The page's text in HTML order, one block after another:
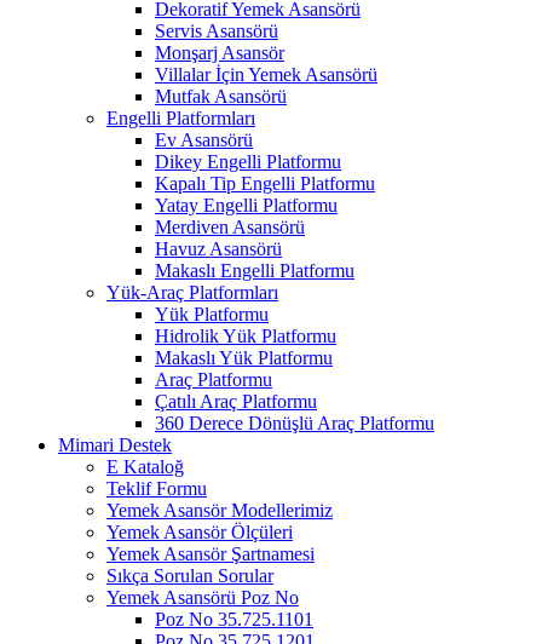
Dekoratif Yemek Asansörü
Servis Asansörü
Monşarj Asansör
Villalar İçin Yemek Asansörü
Mutfak Asansörü
Engelli Platformları
Ev Asansörü
Dikey Engelli Platformu
Kapalı Tip Engelli Platformu
Yatay Engelli Platformu
Merdiven Asansörü
Havuz Asansörü
Makaslı Engelli Platformu
Yük-Araç Platformları
Yük Platformu
Hidrolik Yük Platformu
Makaslı Yük Platformu
Araç Platformu
Çatılı Araç Platformu
360 Derece Dönüşlü Araç Platformu
Mimari Destek
E Kataloğ
Teklif Formu
Yemek Asansör Modellerimiz
Yemek Asansör Ölçüleri
Yemek Asansör Şartnamesi
Sıkça Sorulan Sorular
Yemek Asansörü Poz No
Poz No 35.725.1101